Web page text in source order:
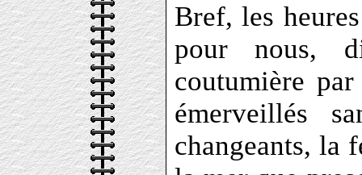
Bref, les
pour nous,
coutumière
émerveillés
changeants, la